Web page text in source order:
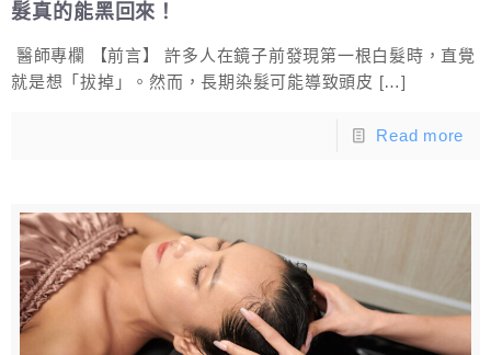
髮真的能黑回來！
醫師專欄 【前言】 許多人在鏡子前發現第一根白髮時，直覺
就是想「拔掉」。然而，長期染髮可能導致頭皮 […]
Read more